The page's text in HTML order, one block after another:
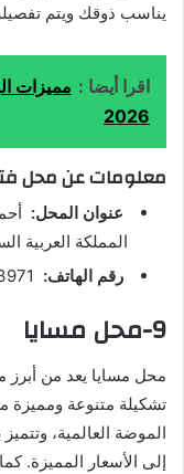
يناسب ذوقك ويتم
اقرا أيضا : مميزات
2026
معلومات عن محل
عنوان المحل:
المملكة العربية
رقم الهاتف:
9-محل مسايا
محل مسايا يعد من
تشكيلة متنوعة
الموضة العالمية، وتتميز
إلى الأسعار المميزة.